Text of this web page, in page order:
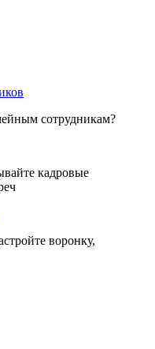
сотрудникам?
кадровые
воронку,